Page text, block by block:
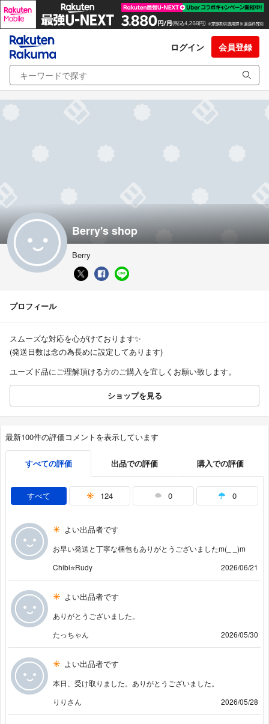
ログイン 会員登録
Berry's shop
Berry
プロフィール
スムーズな対応を心がけております✨
(発送日数は念の為長めに設定してあります)
ユーズド品にご理解頂ける方のご購入を宜しくお願い致します。
ショップを見る
最新100件の評価コメントを表示しています
すべての評価 出品での評価 購入での評価
すべて 124 0 0
よい出品者です
お早い発送と丁寧な梱包もありがとうございましたm(_ _)m
Chibi⭐Rudy
2026/06/21
よい出品者です
ありがとうございました。
たっちゃん
2026/05/30
よい出品者です
本日、受け取りました。ありがとうございました。
りりさん
2026/05/28